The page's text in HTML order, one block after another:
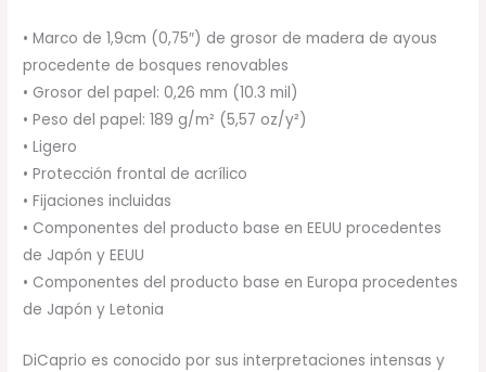
• Marco de 1,9cm (0,75″) de grosor de madera de ayous
procedente de bosques renovables
• Grosor del papel: 0,26 mm (10.3 mil)
• Peso del papel: 189 g/m² (5,57 oz/y²)
• Ligero
• Protección frontal de acrílico
• Fijaciones incluidas
• Componentes del producto base en EEUU procedentes
de Japón y EEUU
• Componentes del producto base en Europa procedentes
de Japón y Letonia
DiCaprio es conocido por sus interpretaciones intensas y